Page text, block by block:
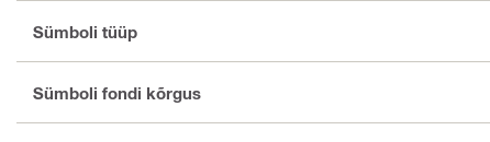
Sümboli tüüp
Sümboli fondi kõrgus